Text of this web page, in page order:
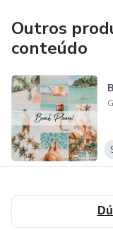
Outros
conteúdo